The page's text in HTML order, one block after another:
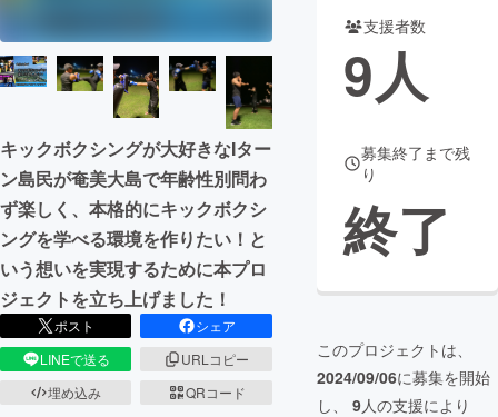
キックボクシングが大好きなIター
ン島民が奄美大島で年齢性別問わ
ず楽しく、本格的にキックボクシ
ングを学べる環境を作りたい！と
いう想いを実現するために本プロ
ジェクトを立ち上げました！
ポスト
シェア
LINEで送る
URLコピー
埋め込み
QRコード
支援者数
9人
募集終了まで残
り
終了
このプロジェクトは、
2024/09/06に募集を開始
し、 9人の支援により